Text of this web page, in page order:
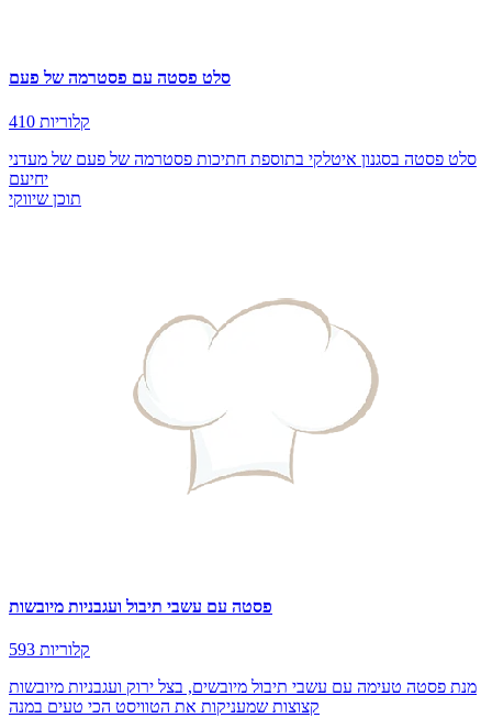
סלט פסטה עם פסטרמה של פעם
410 קלוריות
סלט פסטה בסגנון איטלקי בתוספת חתיכות פסטרמה של פעם של מעדני
יחיעם
תוכן שיווקי
פסטה עם עשבי תיבול ועגבניות מיובשות
593 קלוריות
מנת פסטה טעימה עם עשבי תיבול מיובשים, בצל ירוק ועגבניות מיובשות
קצוצות שמעניקות את הטוויסט הכי טעים במנה